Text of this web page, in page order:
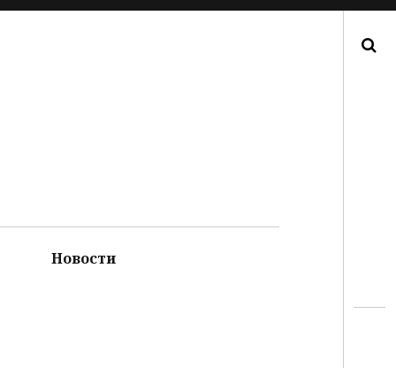
Новости